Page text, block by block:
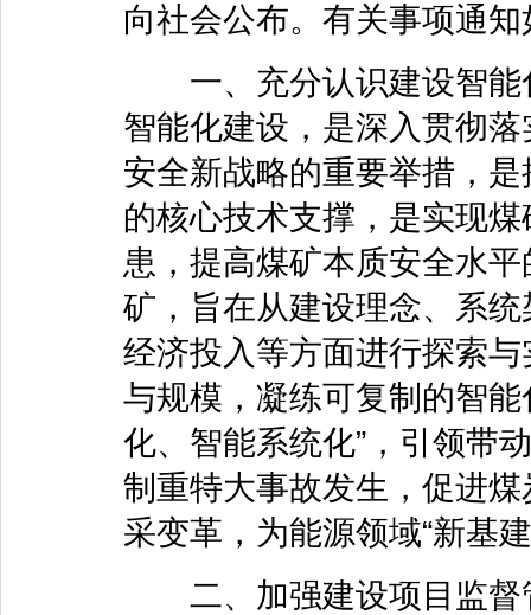
向社会公布。有关事项通知
一、充分认识建设智能
智能化建设，是深入贯彻
安全新战略的重要举措，
的核心技术支撑，是实现
患，提高煤矿本质安全水
矿，旨在从建设理念、系
经济投入等方面进行探索
与规模，凝练可复制的智
化、智能系统化”，引领带
制重特大事故发生，促进
采变革，为能源领域“新基
二、加强建设项目监督